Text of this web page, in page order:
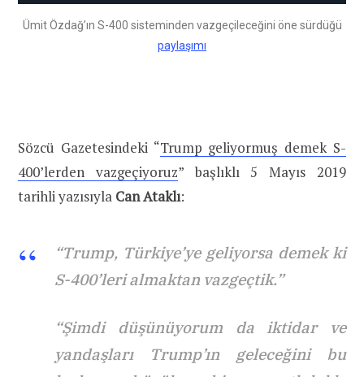
Ümit Özdağ’ın S-400 sisteminden vazgeçileceğini öne sürdüğü
paylaşımı
Sözcü Gazetesindeki “Trump geliyormuş demek S-
400’lerden vazgeçiyoruz” başlıklı 5 Mayıs 2019
tarihli yazısıyla Can Ataklı:
“Trump, Türkiye’ye geliyorsa demek ki
S-400’leri almaktan vazgeçtik.”
“Şimdi düşünüyorum da iktidar ve
yandaşları Trump’ın geleceğini bu